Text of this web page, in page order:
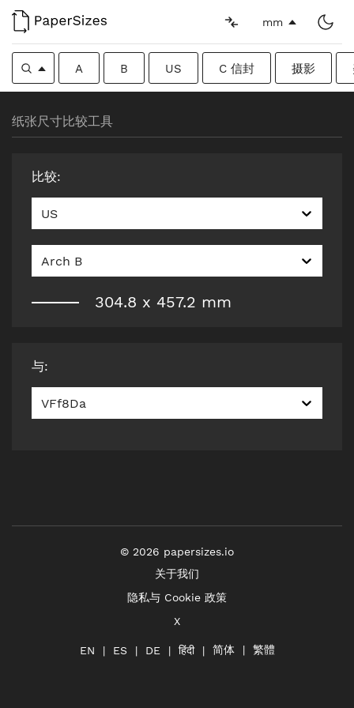
mm
A B US C 信封 摄影
纸张尺寸比较工具
比较:
US
Arch B
304.8 x 457.2 mm
与:
VFf8Da
© 2026 papersizes.io
关于我们
隐私与 Cookie 政策
X
EN ES DE हिंदी 简体 繁體